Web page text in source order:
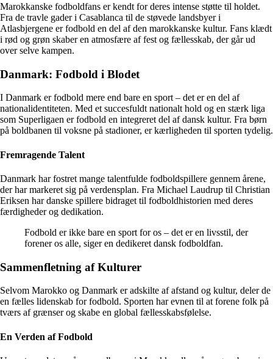
Marokkanske fodboldfans er kendt for deres intense støtte til holdet.
Fra de travle gader i Casablanca til de støvede landsbyer i
Atlasbjergene er fodbold en del af den marokkanske kultur. Fans klædt
i rød og grøn skaber en atmosfære af fest og fællesskab, der går ud
over selve kampen.
Danmark: Fodbold i Blodet
I Danmark er fodbold mere end bare en sport – det er en del af
nationalidentiteten. Med et succesfuldt nationalt hold og en stærk liga
som Superligaen er fodbold en integreret del af dansk kultur. Fra børn
på boldbanen til voksne på stadioner, er kærligheden til sporten tydelig.
Fremragende Talent
Danmark har fostret mange talentfulde fodboldspillere gennem årene,
der har markeret sig på verdensplan. Fra Michael Laudrup til Christian
Eriksen har danske spillere bidraget til fodboldhistorien med deres
færdigheder og dedikation.
Fodbold er ikke bare en sport for os – det er en livsstil, der
forener os alle, siger en dedikeret dansk fodboldfan.
Sammenfletning af Kulturer
Selvom Marokko og Danmark er adskilte af afstand og kultur, deler de
en fælles lidenskab for fodbold. Sporten har evnen til at forene folk på
tværs af grænser og skabe en global fællesskabsfølelse.
En Verden af Fodbold